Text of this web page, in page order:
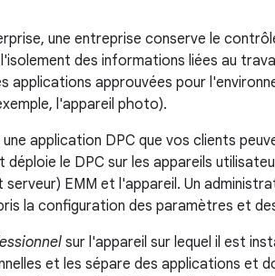
une entreprise conserve le
des informations liées au
applications approuvées pour
l'appareil photo).
application DPC que vos clients
le DPC sur les appareils
EMM et l'appareil. Un
la configuration des paramètres et
sur l'appareil sur lequel il est
et les sépare des applications et